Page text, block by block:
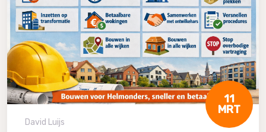
11
MRT
David Luijs